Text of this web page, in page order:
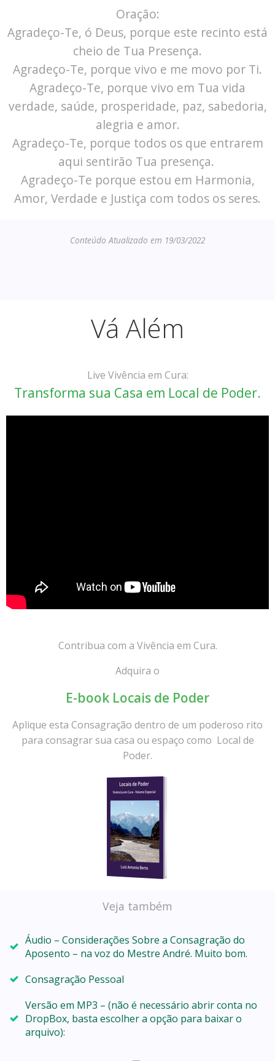
Oração:
Agradeço-Te, ó Deus, porque este recinto está
cheio de Tua Presença.
Agradeço-Te, porque vivo e me movo por Ti.
Agradeço-Te, porque vivo em Tua vida
verdade, saúde, prosperidade, paz, sabedoria,
alegria e amor.
Agradeço-Te, porque todos os que entrarem
aqui sentirão Tua presença.
Agradeço-Te porque estou em Harmonia,
Amor, Verdade e Justiça com todos os seres.
Conteúdo Atualizado em 19/03/2022
Vá Além
Live Vivência em Cura:
Transforma sua Casa em Local de Poder.
Contribua com a Vivência em Cura.
Adquira o
E-book Locais de Poder
Aplique esta Consagração dentro de um poderoso rito
para consagrar sua casa ou espaço como Local de
Poder.
Veja também
Áudio – Considerações Sobre a Consagração do
Aposento – na voz do Mestre André. Muito bom.
Consagração Pessoal
Versão em MP3 – (não é necessário abrir conta no
DropBox, basta escolher a opção para baixar o
arquivo):